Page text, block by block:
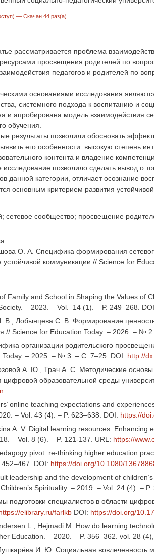
— Скачан 44 раз(а)
рассматривается проблема
просвещения родителей по
педагогов и родителей по
основаниями исследования
системного подхода к воспитанию и
и апробирована модель взаимодействия
обучения.
результаты позволили обосновать
его особенности: высокую степень
контента и владение
позволило сделать вывод о
данной категории, отличает осознание
основным критерием развития
сетевое сообщество; просвещение
О. А. Специфика формирования
устойчивой коммуникации // Science for
Family and School in Shaping the Values of
– 2023. – Vol. 14 (1). – P. 249–268.
В., Лобынцева С. В. Формирование
// Science for Education Today. – 2026. – №
организации родительского
Today. – 2025. – № 3. – С. 7–25. DOI: http://
А. Ю., Трач А. С. Методические
образовательной среды
online teaching expectations and
– Vol. 43 (4). – P. 623–638. DOI: https://
A. V. Digital learning resources:
– Vol. 8 (6). – P. 121-137. URL: https://
pivot: re-thinking higher education
DOI: https://doi.org/10.1080/
leadership and the development of
Spirituality. – 2019. – Vol. 24 (4). –
подготовки специалистов в области
elibrary.ru/farlkb DOI: https://doi.org/
L., Hejmadi M. How do learning
Education. – 2020. – P. 356–362. vol. 28
И. Ю. Социальная вовлеченность